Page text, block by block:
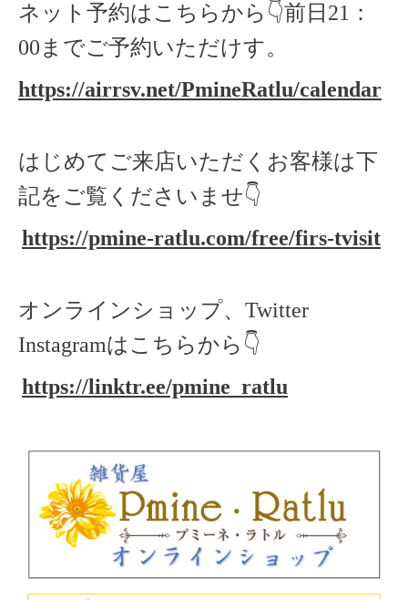
ネット予約はこちらから 👇前日 21 ：
00までご予約いただけす。
https://airrsv.net/PmineRatlu/calendar
はじめてご来店いただくお客様は下
記をご覧くださいませ👇
https://pmine-ratlu.com/free/firs-tvisit
オンラインショップ、Twitter
Instagramはこちらから👇
https://linktr.ee/pmine_ratlu